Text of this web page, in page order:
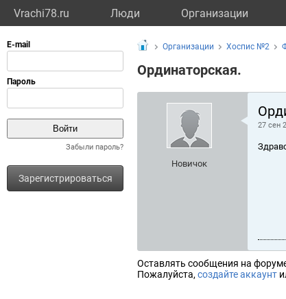
Vrachi78.ru Люди Организации
Забыли пароль?
Зарегистрироваться
Организации Хоспис №2
Ординаторская.
Новичок
27 сен
Оставлять сообщения на
Пожалуйста, создайте аккаунт